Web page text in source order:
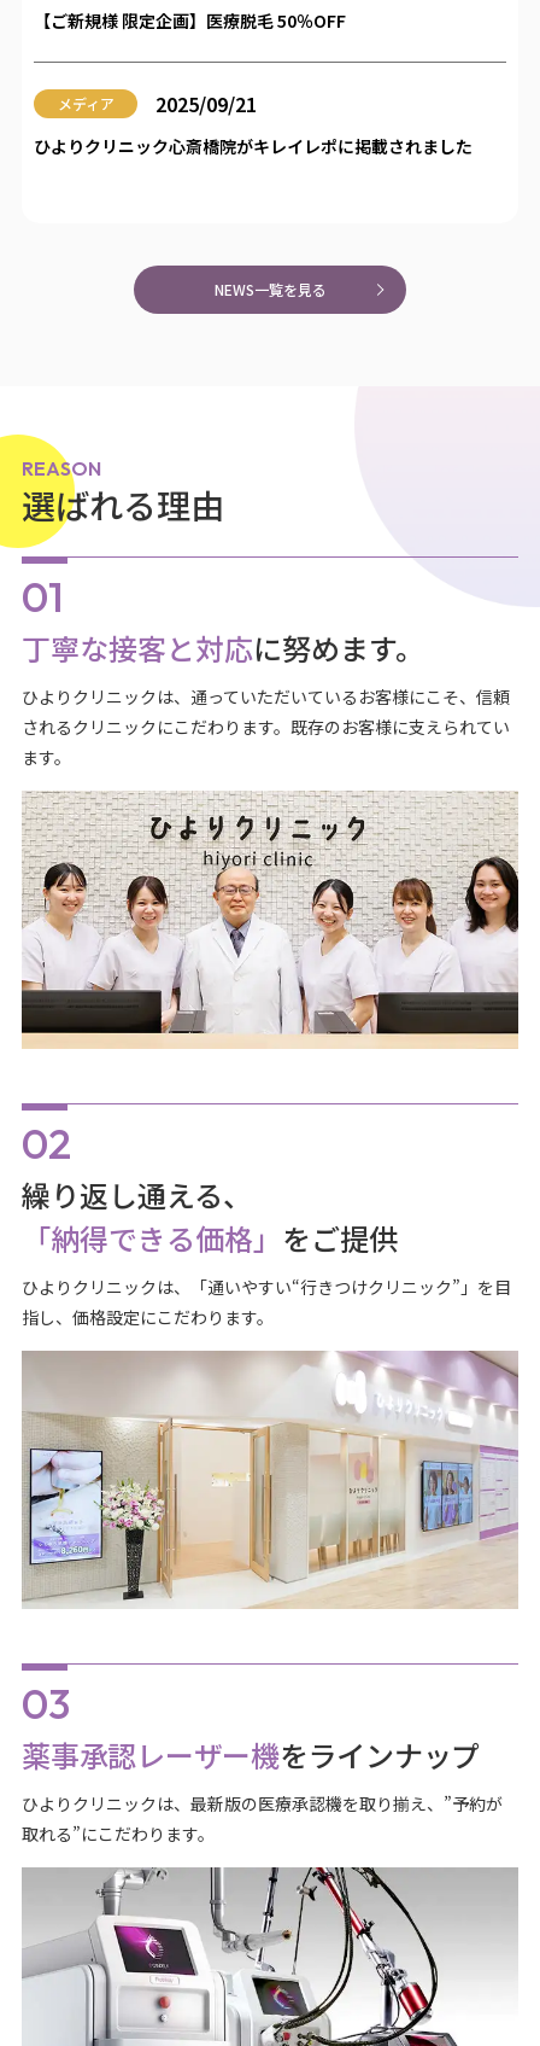
【ご新規様 限定企画】医療脱毛 50％OFF
メディア 2025/09/21
ひよりクリニック心斎橋院がキレイレポに掲載されました
NEWS一覧を見る
REASON
選ばれる理由
丁寧な接客と対応に努めます。
ひよりクリニックは、通っていただいているお客様にこそ、信頼
されるクリニックにこだわります。既存のお客様に支えられてい
ます。
繰り返し通える、
「納得できる価格」 をご提供
ひよりクリニックは、「通いやすい“行きつけクリニック”」を目
指し、価格設定にこだわります。
薬事承認レーザー機をラインナップ
ひよりクリニックは、最新版の医療承認機を取り揃え、”予約が
取れる”にこだわります。